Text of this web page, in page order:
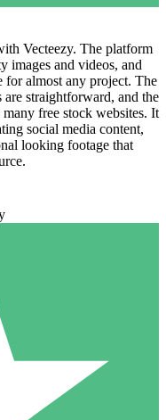
Vecteezy. The platform
images and videos, and
for almost any project. The
straightforward, and the
free stock websites. It
social media content,
looking footage that